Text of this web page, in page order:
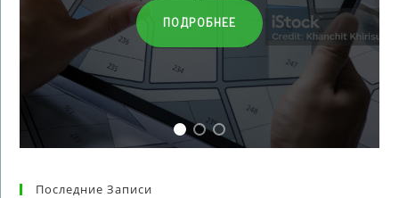
ПОДРОБНЕЕ
Последние Записи